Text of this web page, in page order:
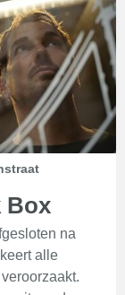
Box
na
alle